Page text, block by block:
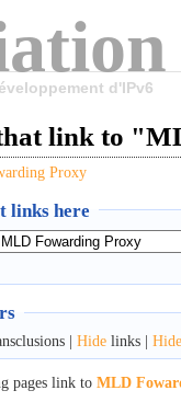
d'IPv6
that link to
Proxy
links here
| Hidelinks | Hide
pages link to MLD